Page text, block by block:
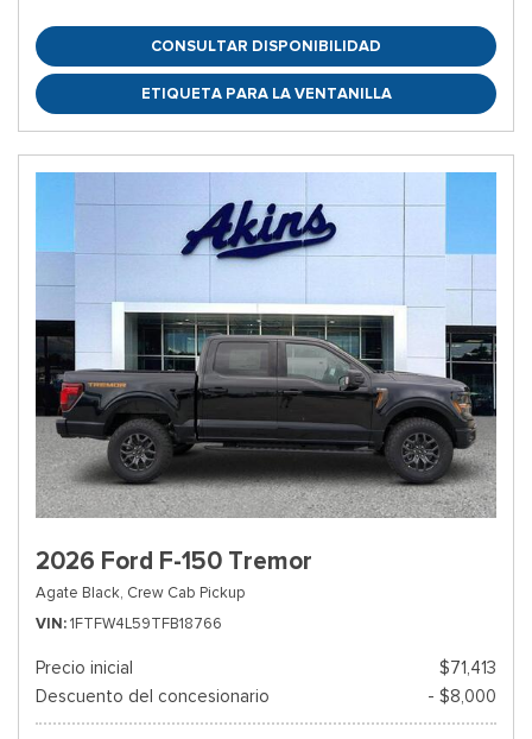
CONSULTAR DISPONIBILIDAD
ETIQUETA PARA LA VENTANILLA
2026 Ford F-150 Tremor
Agate Black, Crew Cab Pickup
VIN 1FTFW4L59TFB18766
Precio inicial
$71,413
Descuento del concesionario
- $8,000